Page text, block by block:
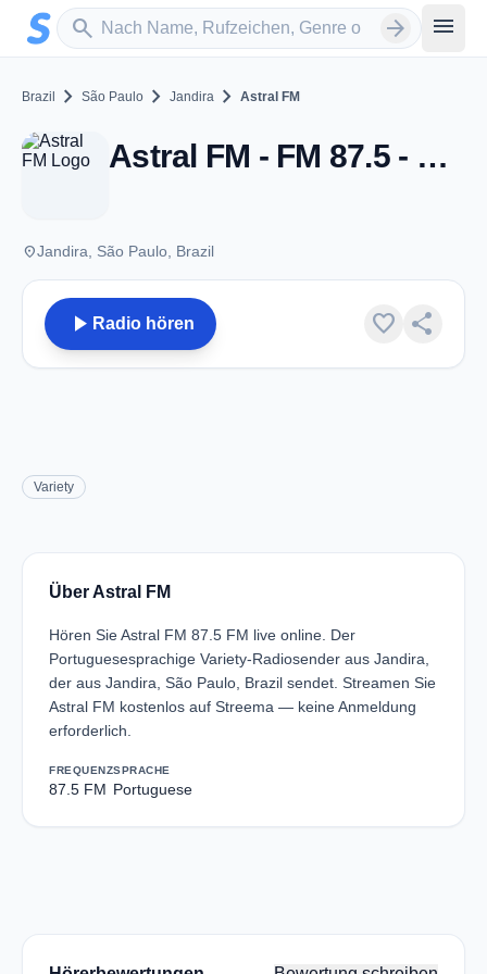
Zum Hauptinhalt springen
search
Sender suchen arrow_forward menu
Brazil chevron_right São Paulo chevron_right Jandira chevron_right Astral FM
Astral FM - FM 87.5 - Jandira
placeJandira, São Paulo, Brazil
play_arrow Radio hören favorite share
Variety
Über Astral FM
Hören Sie Astral FM 87.5 FM live online. Der
Portuguesesprachige Variety-Radiosender aus Jandira,
der aus Jandira, São Paulo, Brazil sendet. Streamen Sie
Astral FM kostenlos auf Streema — keine Anmeldung
erforderlich.
FREQUENZ
87.5 FM
SPRACHE
Portuguese